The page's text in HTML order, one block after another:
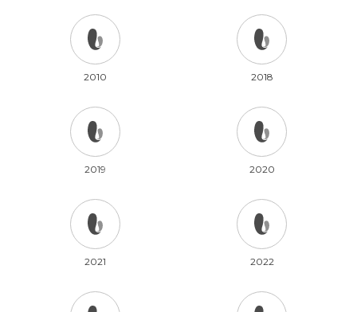
2010 2018
2019 2020
2021 2022